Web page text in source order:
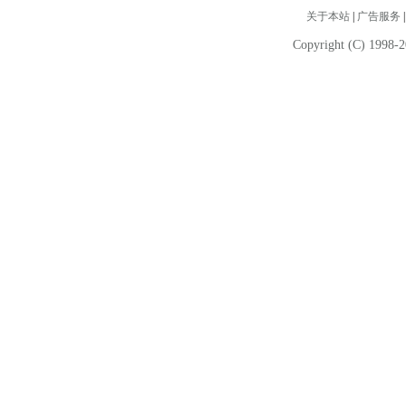
关于本站| 广告服务
Copyright (C) 1998-